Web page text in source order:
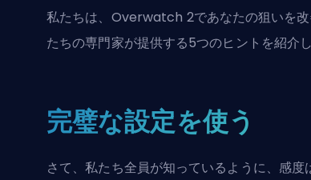
私たちは、Overwatch 2であなたの狙いを
たちの専門家が提供する5つのヒントを紹介し
完璧な設定を使う
さて、私たち全員が知っているように、感度